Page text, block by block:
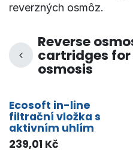
reverzných osmôz.
Reverse
cartridges for
osmosis
Ecosoft in-line
filtrační vložka s
aktivním uhlím
239,01 Kč